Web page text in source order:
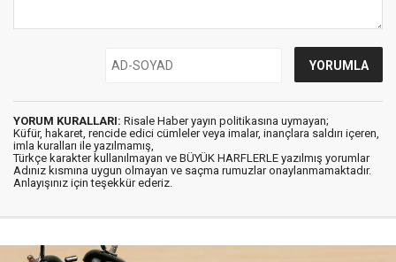
YORUM KURALLARI: Risale Haber yayın politikasına uymayan;
Küfür, hakaret, rencide edici cümleler veya imalar, inançlara saldırı içeren,
imla kuralları ile yazılmamış,
Türkçe karakter kullanılmayan ve BÜYÜK HARFLERLE yazılmış yorumlar
Adınız kısmına uygun olmayan ve saçma rumuzlar onaylanmamaktadır.
Anlayışınız için teşekkür ederiz.